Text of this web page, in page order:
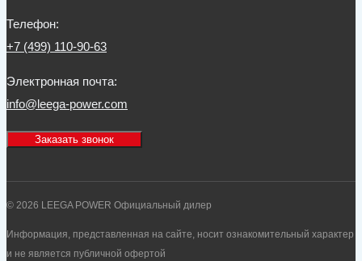
Телефон:
+7 (499) 110-90-63
Электронная почта:
info@leega-power.com
Заказать звонок
© 2026 LEEGA POWER Официальный дилер
Информация, представленная на сайте, носит ознакомительный характер
и не является публичной офертой